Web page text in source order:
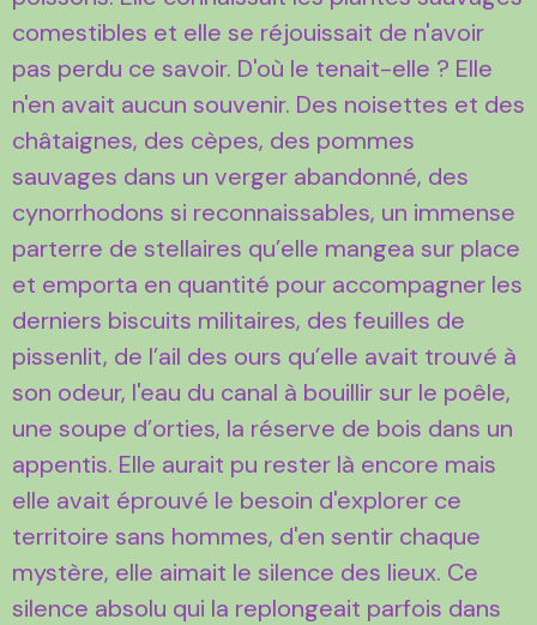
comestibles et elle se réjouissait de n'avoir
pas perdu ce savoir. D'où le tenait-elle ? Elle
n'en avait aucun souvenir. Des noisettes et des
châtaignes, des cèpes, des pommes
sauvages dans un verger abandonné, des
cynorrhodons si reconnaissables, un immense
parterre de stellaires qu’elle mangea sur place
et emporta en quantité pour accompagner les
derniers biscuits militaires, des feuilles de
pissenlit, de l’ail des ours qu’elle avait trouvé à
son odeur, l'eau du canal à bouillir sur le poêle,
une soupe d’orties, la réserve de bois dans un
appentis. Elle aurait pu rester là encore mais
elle avait éprouvé le besoin d'explorer ce
territoire sans hommes, d'en sentir chaque
mystère, elle aimait le silence des lieux. Ce
silence absolu qui la replongeait parfois dans